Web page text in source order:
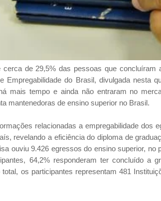
cerca de 29,5% das pessoas que
Empregabilidade do Brasil, divulgada nesta
mais tempo e ainda não entraram no
mantenedoras de ensino superior no Brasil.
relacionadas a empregabilidade dos
revelando a eficiência do diploma de
ouviu 9.426 egressos do ensino superior,
64,2% responderam ter concluído a
total, os participantes representam 481